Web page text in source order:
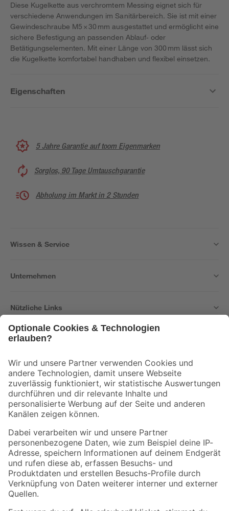
Diese Kugelkette aus verchromtem Messing eignet sich für
verschiedene Anwendungen im Sanitärbereich. Sie ist mit einer
Gewindeschraube M5 × 30 mm ausgestattet und ermöglicht eine
sichere Befestigung an passenden Ablauf‑ oder
Betätigungselementen. Mit einer Länge von 300 mm lässt sich
die Kugelkette komfortabel handhaben und flexibel einsetzen.
Eigenschaften
5 Jahre Garantie auf toom Eigenmarken
Sorglos, 90 Tage Umtauschgarantie
Abholung im Markt in 2 Stunden
Wissen & Service
Unternehmen
Nützliche Links
Der toom Newsletter: Keine Angebote und Aktionen mehr verpassen!
Zur Newsletter Anmeldung
Folge uns
Zahlungsarten Versandarten
Sicher einkaufen